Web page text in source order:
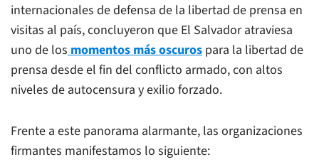
internacionales de defensa de la libertad de prensa en
visitas al país, concluyeron que El Salvador atraviesa
uno de los momentos más oscuros para la libertad de
prensa desde el fin del conflicto armado, con altos
niveles de autocensura y exilio forzado.
Frente a este panorama alarmante, las organizaciones
firmantes manifestamos lo siguiente: